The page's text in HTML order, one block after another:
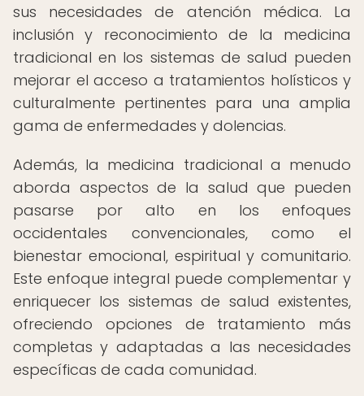
sus necesidades de atención médica. La
inclusión y reconocimiento de la medicina
tradicional en los sistemas de salud pueden
mejorar el acceso a tratamientos holísticos y
culturalmente pertinentes para una amplia
gama de enfermedades y dolencias.
Además, la medicina tradicional a menudo
aborda aspectos de la salud que pueden
pasarse por alto en los enfoques
occidentales convencionales, como el
bienestar emocional, espiritual y comunitario.
Este enfoque integral puede complementar y
enriquecer los sistemas de salud existentes,
ofreciendo opciones de tratamiento más
completas y adaptadas a las necesidades
específicas de cada comunidad.